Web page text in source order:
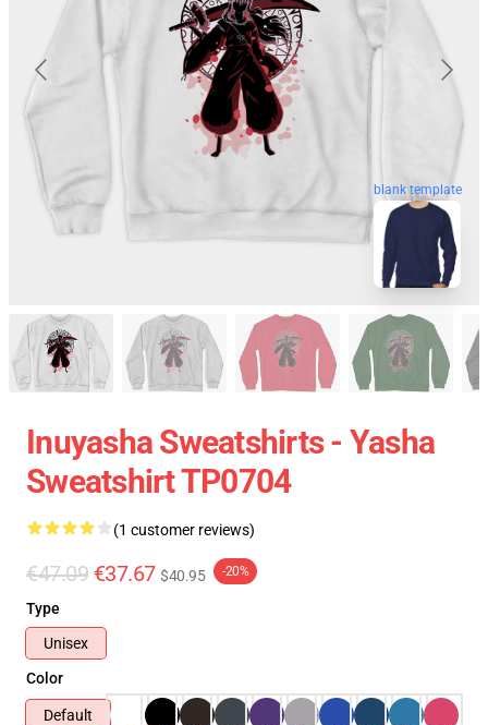
blank template
Inuyasha Sweatshirts - Yasha
Sweatshirt TP0704
(1 customer reviews)
€47.09 €37.67 $40.95 -20%
Type
Unisex
Color
Default